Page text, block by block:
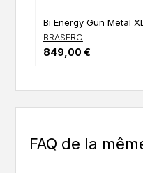
Bi Energy Gun Metal XL
BRASERO
849,00 €
FAQ de la